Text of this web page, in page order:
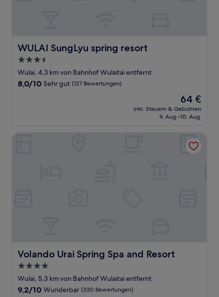
WULAI SungLyu spring resort
WULAI SungLyu spring resort
3.5-
Sterne-
Unterkunft
Wulai, 4,3 km von Bahnhof Wulaitai entfernt
8.0
Bewertungen)
8,0/10 Sehr gut (127 Bewertungen)
Der
Preis
beträgt
64 €
inkl. Steuern & Gebühren
9. Aug.–10. Aug.
Volando Urai Spring Spa and Resort
Volando Urai Spring Spa and Resort
4.0-
Sterne-
Unterkunft
Wulai, 5,3 km von Bahnhof Wulaitai entfernt
9.2
9,2/10 Wunderbar (330 Bewertungen)